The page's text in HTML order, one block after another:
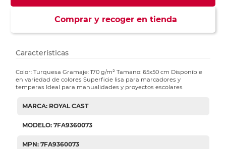
Comprar y recoger en tienda
Características
Color: Turquesa Gramaje: 170 g/m² Tamano: 65x50 cm Disponible
en variedad de colores Superficie lisa para marcadores y
temperas Ideal para manualidades y proyectos escolares
MARCA: ROYAL CAST
MODELO: 7FA9360073
MPN: 7FA9360073